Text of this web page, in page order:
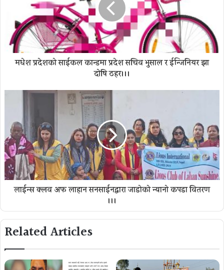
मधेश प्रदेशको साईकल कान्डमा प्रदेश सचिव भुसाल र ईन्जिनियर झा
दाेषि ठहर।।।
लाईन्स क्लव अफ लाहान सनसाईनद्वारा जाडोको न्यानो कपडा वितरण
।।।
Related Articles